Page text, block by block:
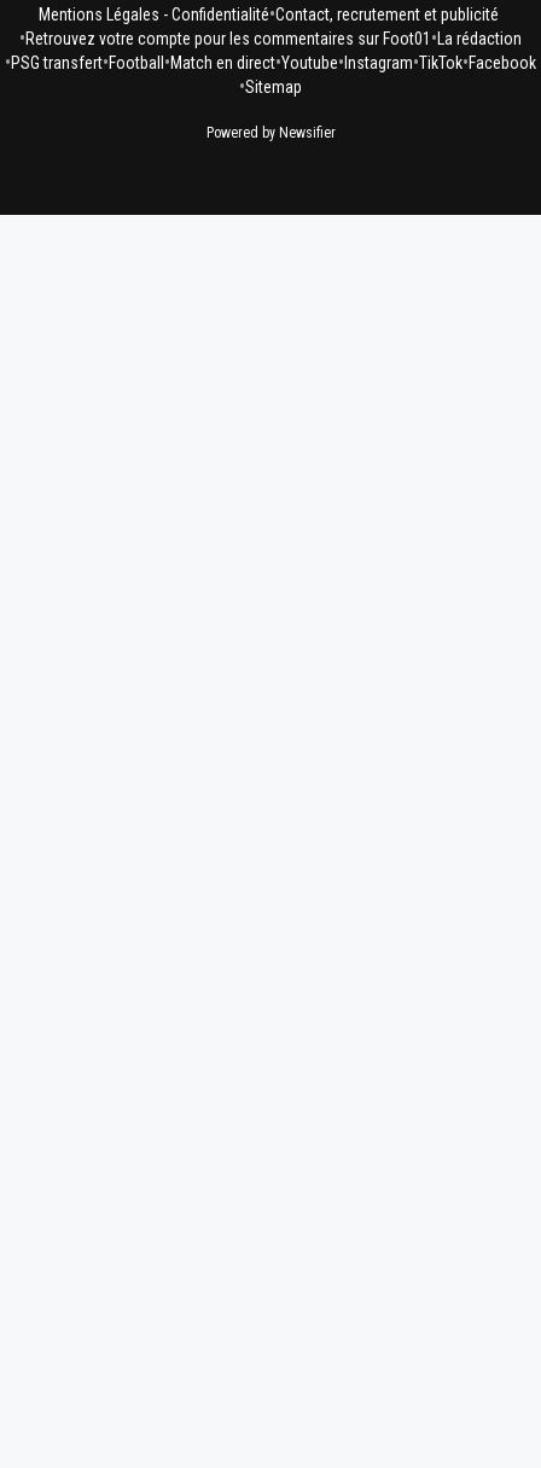
Mentions Légales - Confidentialité•Contact, recrutement et publicité
•Retrouvez votre compte pour les commentaires sur Foot01 • La rédaction
•PSG transfert•Football •Match en direct•Youtube• Instagram•TikTok•Facebook
•Sitemap
Powered by Newsifier